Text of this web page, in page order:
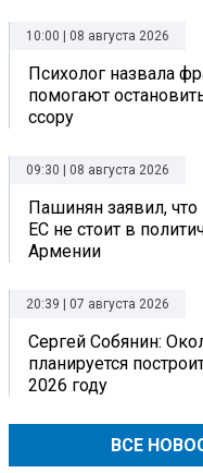
10:00 | 08 августа 2026
Психолог назвала
помогают
ссору
09:30 | 08 августа 2026
Пашинян заявил, что
ЕС не стоит в
Армении
20:39 | 07 августа 2026
Сергей Собянин:
планируется
2026 году
ВСЕ